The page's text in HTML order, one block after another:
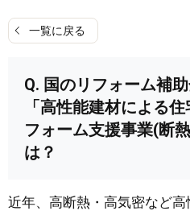
一覧に戻る
国のリフォーム補助
「高性能建材による
フォーム支援事業(断
は？
近年、高断熱・高気密など